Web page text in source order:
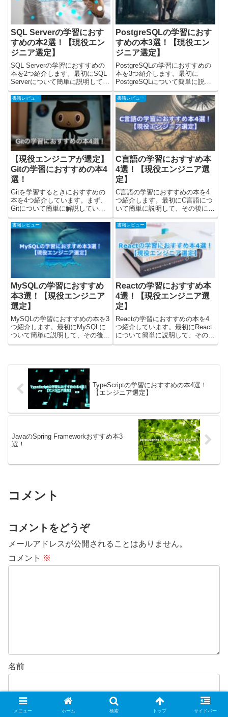
SQL Serverの学習におす
すめの本2選！【現役エン
ジニア選定】
SQL Serverの学習におすすめの
本を2つ紹介します。最初にSQL
Serverについて簡単に説明して、
その後におすすめの本を紹介して
います。最後にSQL Serverを
「どの本で学ぶと良いか」の考え
てまとめていますので、確認して
PostgreSQLの学習におす
すめの本3選！【現役エン
ジニア選定】
PostgreSQLの学習におすすめの
本を3つ紹介します。最初に
PostgreSQLについて簡単に説明
して、その後におすすめの本を紹
介しています。最後に、
PostgreSQLを「どの本で学ぶと
良いか」の考えてまとめています
ので、確認してみて...
書籍レビュー
【現役エンジニアが選定】
Gitの学習におすすめの本4
選！
Gitを学習するときにおすすめの
本を4つ紹介しています。まず、
Gitについて簡単に解説していま
す。その後に、Gitを学習する時
におすすめの本を紹介していま
す。最後にそれぞれの本を、ター
ミナル(CUI)・SorceTree(GUI)の
どちらの...
書籍レビュー
C言語の学習におすすめ本
4選！【現役エンジニア選
定】
C言語の学習におすすめの本を4
つ紹介します。最初にC言語につ
いて簡単に説明して、その後にお
すすめの本を紹介しました。最後
に、C言語を「どの本で学ぶのが
良いか」の考察をまとめています
ので、確認してみてください。
yasuaki筆者のC言語歴は、...
書籍レビュー
MySQLの学習におすすめ
本3選！【現役エンジニア
選定】
MySQLの学習におすすめの本を3
つ紹介します。最初にMySQLに
ついて簡単に説明して、その後に
おすすめの本を紹介しています。
ますので、確認してみてくださ
い。※Amazonのお試...
書籍レビュー
Reactの学習におすすめ本
4選！【現役エンジニア選
定】
Reactの学習におすすめの本を4
つ紹介しています。最初にReact
について簡単に説明して、その後
におすすめの本を紹介しました。
TypeScriptの学習におすすめの本4選！
【エンジニア選定】
JavaのSpring Frameworkおすすめ本3
選！
コメント
コメントをどうぞ
メールアドレスが公開されることはありません。
コメント ※
名前
メール
メニュー ホーム 検索 トップ サイドバー